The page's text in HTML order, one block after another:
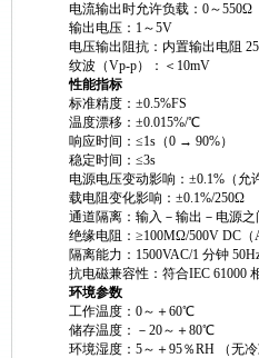
电流输出时允许负载：0～550Ω
输出电压：1～5V
电压输出阻抗：内置输出电阻
纹波（Vp-p）：＜10mV
性能指标
标准精度：±0.5%FS
温度漂移：±0.015%/℃
响应时间：≤1s（0 → 90%）
稳定时间：≤3s
电源电压变动影响：±0.1%（允
载电阻变化影响：±0.1%/250Ω
通道隔离：输入－输出－电源之
绝缘电阻：≥100MΩ/500V DC（
隔离能力：1500VAC/1 分钟
抗电磁兼容性：符合IEC 61000
环境参数
工作温度：0～＋60℃
储存温度：－20～＋80℃
环境湿度：5～＋95％RH （无